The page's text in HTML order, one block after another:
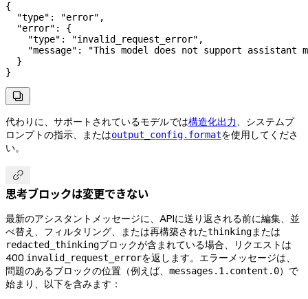
{
  "type"
: "error" ,
  "error"
: {
    "type"
: "invalid_request_error" ,
    "message"
:
"This model does not support assistant
  }
}

代わりに、サポートされているモデルでは構造化出力、システムプ
ロンプトの指示、またはoutput_config.formatを使用してくださ
い。

思考ブロックは変更できない
最新のアシスタントメッセージに、APIに送り返される前に編集、並
べ替え、フィルタリング、または再構築されたthinkingまたは
redacted_thinkingブロックが含まれている場合、リクエストは
400 invalid_request_errorを返します。エラーメッセージは、
問題のあるブロックの位置（例えば、 messages.1.content.0）で
始まり、以下を含みます：